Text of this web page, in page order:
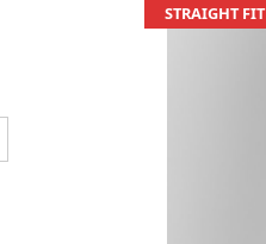
STRAIGHT FIT